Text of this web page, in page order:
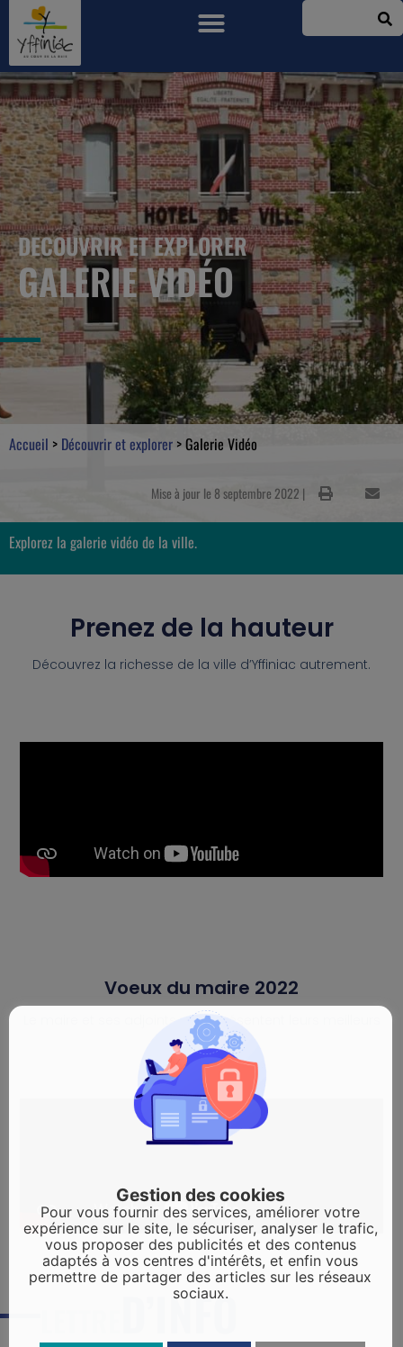
DECOUVRIR ET EXPLORER
GALERIE VIDÉO
Accueil > Découvrir et explorer >Galerie Vidéo
Mise à jour le 8 septembre 2022 |
Explorez la galerie vidéo de la ville.
Prenez de la hauteur
Découvrez la richesse de la ville d’Yffiniac autrement.
Voeux du maire 2022
Le maire et ses adjoints vous présentent leurs meilleurs
voeux 2022
D’INFO
Gestion des cookies
Pour vous fournir des services, améliorer votre
expérience sur le site, le sécuriser, analyser le trafic,
vous proposer des publicités et des contenus
adaptés à vos centres d'intérêts, et enfin vous
permettre de partager des articles sur les réseaux
sociaux.